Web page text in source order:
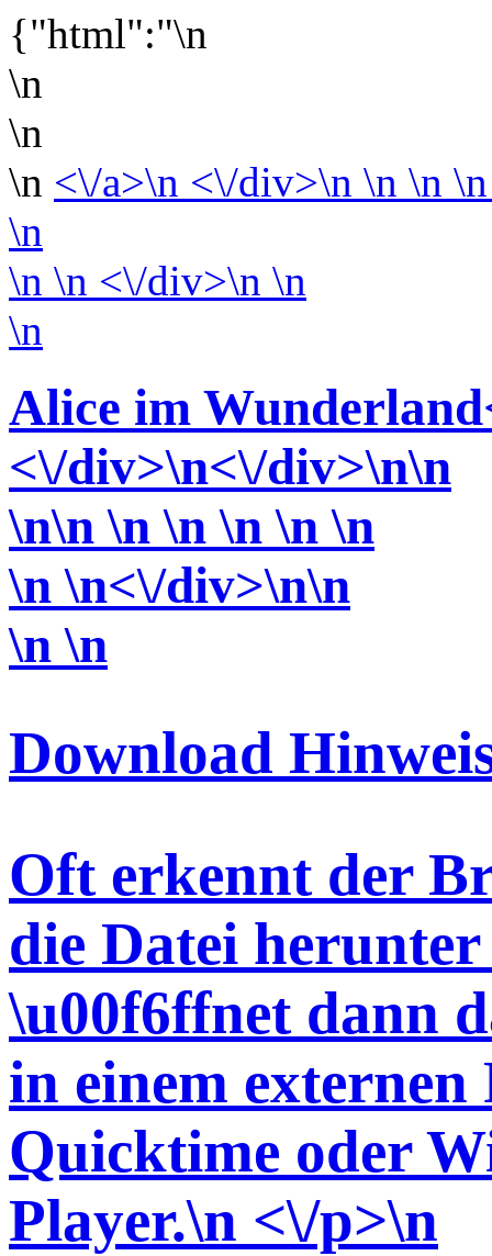
{"html":"\n
\n
\n
\n <\/a>\n <\/div>\n \n \n
\n
\n \n <\/div>\n \n
\n
Alice im
<\/div>\n<\/div>\n\n
\n\n \n \n \n \n \n
\n \n<\/div>\n\n
\n \n
Download
Oft erkennt der
die Datei
\u00f6ffnet dann
in einem externen
Quicktime oder
Player.\n <\/p>\n